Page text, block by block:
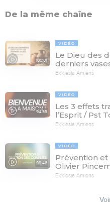
De la même chaîne
100:01
VIDÉO
Le Dieu des
derniers
Ekklesia Amiens
94:55
VIDÉO
Les 3 effets
l’Esprit / Pst
Ekklesia Amiens
98:46
VIDÉO
Prévention
Olivier
Ekklesia Amiens